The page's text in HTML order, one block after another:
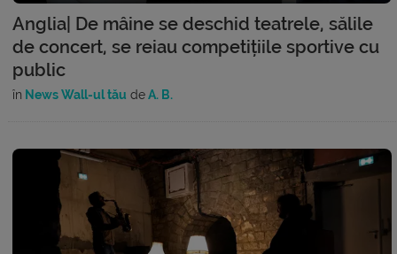
Anglia| De mâine se deschid teatrele, sălile
de concert, se reiau competițiile sportive cu
public
în News Wall-ul tău deA. B.